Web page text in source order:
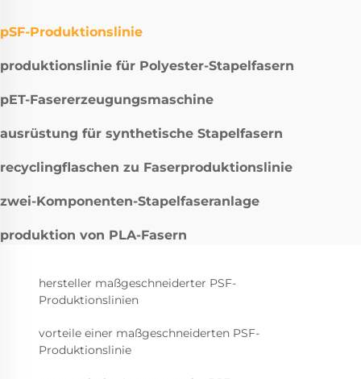
pSF-Produktionslinie
produktionslinie für Polyester-Stapelfasern
pET-Fasererzeugungsmaschine
ausrüstung für synthetische Stapelfasern
recyclingflaschen zu Faserproduktionslinie
zwei-Komponenten-Stapelfaseranlage
produktion von PLA-Fasern
hersteller maßgeschneiderter PSF-
Produktionslinien
vorteile einer maßgeschneiderten PSF-
Produktionslinie